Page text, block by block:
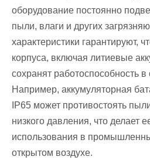
оборудование постоянно
пыли, влаги и других
характеристики гарантируют,
корпуса, включая литиевые
сохранят работоспособность
Например, аккумуляторная
IP65 может противостоять
низкого давления, что делает
использования в
открытом воздухе.